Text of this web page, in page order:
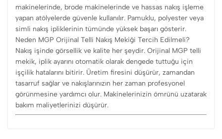
makinelerinde, brode makinelerinde ve hassas nakış işleme
yapan atölyelerde güvenle kullanılır. Pamuklu, polyester veya
simli nakış ipliklerinin tümünde yüksek başarı gösterir.
Neden MGP Orijinal Telli Nakış Mekiği Tercih Edilmeli?
Nakış işinde görsellik ve kalite her şeydir. Orijinal MGP telli
mekik, iplik ayarını otomatik olarak dengede tuttuğu için
işçilik hatalarını bitirir. Üretim firesini düşürür, zamandan
tasarruf sağlar ve nakışlarınızın her zaman profesyonel
görünmesine yardımcı olur. Makinelerinizin ömrünü uzatarak
bakım maliyetlerinizi düşürür.